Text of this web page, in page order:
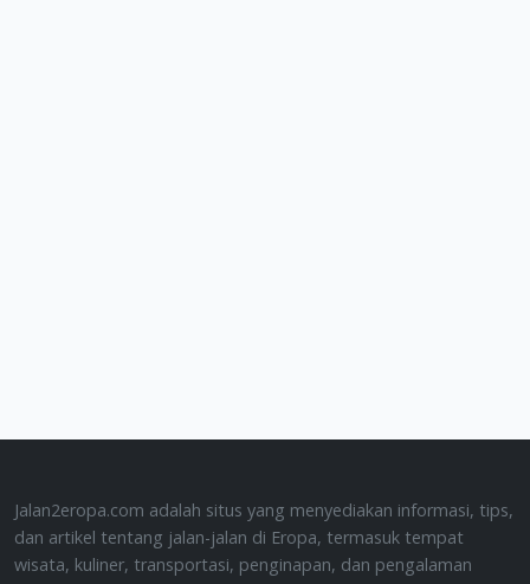
Jalan2eropa.com adalah situs yang menyediakan informasi, tips,
dan artikel tentang jalan-jalan di Eropa, termasuk tempat
wisata, kuliner, transportasi, penginapan, dan pengalaman